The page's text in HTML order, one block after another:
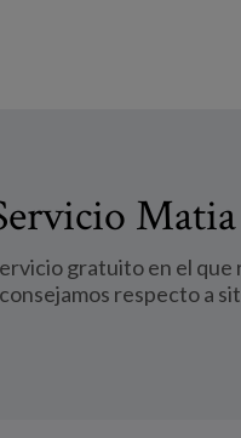
gratuito en el que
respecto a